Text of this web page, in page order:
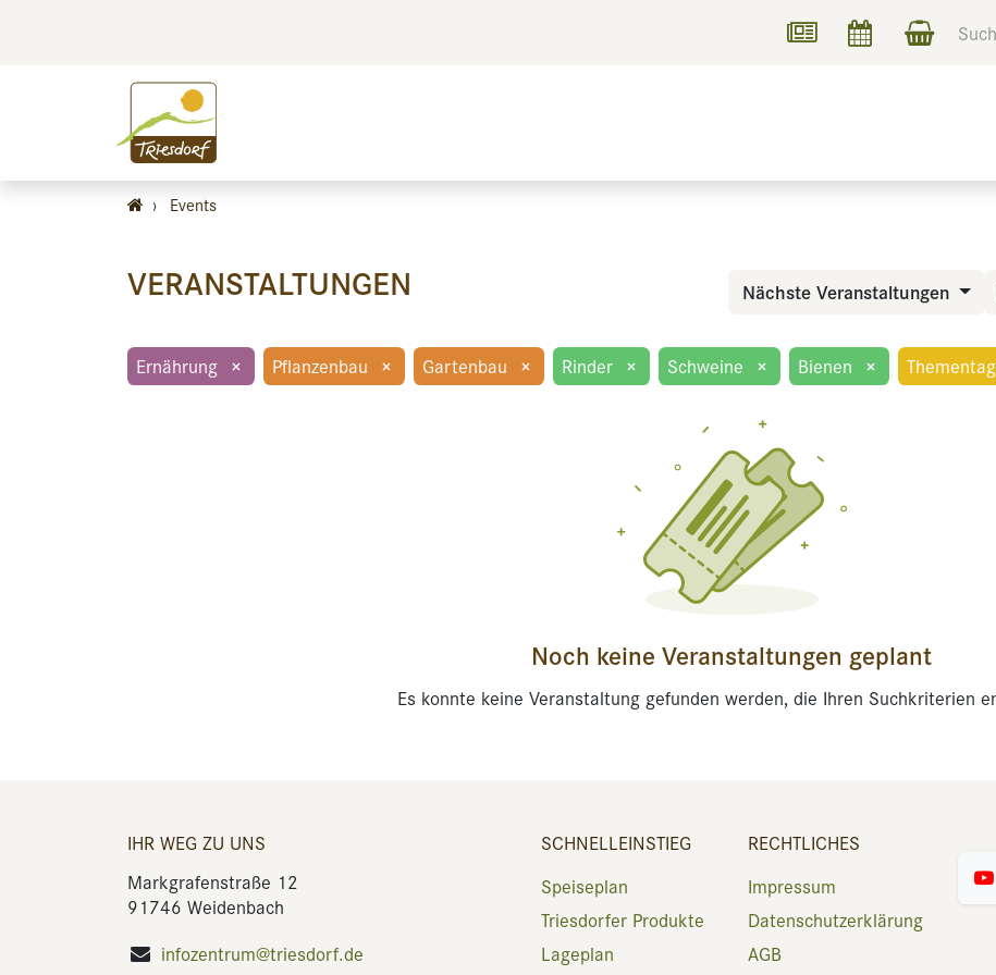
› Events
VERANSTALTUNGEN Nächste Veranstaltungen
Ernährung × Pflanzenbau × Gartenbau × Rinder × Schweine × Bienen ×
Noch keine Veranstaltungen geplant
Es konnte keine Veranstaltung gefunden werden, die Ihren Suchkriterien
IHR WEG ZU UNS
Markgrafenstraße 12
91746 Weidenbach
infozentrum@triesdorf.de
SCHNELLEINSTIEG
Speiseplan
Triesdorfer Produkte
Lageplan
RECHTLICHES
Impressum
Datenschutzerklärung
AGB